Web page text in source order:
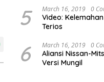
5 March 16, 2019 0
Video:
Terios
6 March 16, 2019 0
Aliansi Nissan-
Versi Mungil